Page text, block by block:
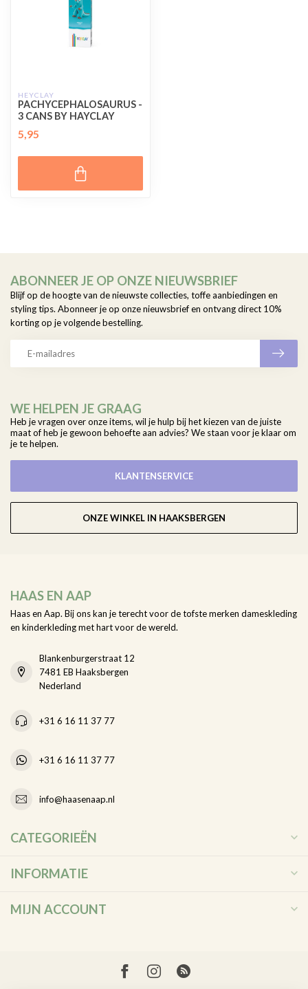
HEYCLAY
PACHYCEPHALOSAURUS -
3 CANS BY HAYCLAY
5,95
WE HELPEN JE GRAAG
Heb je vragen over onze items, wil je hulp bij het kiezen van de juiste
maat of heb je gewoon behoefte aan advies? We staan voor je klaar om
je te helpen.
KLANTENSERVICE
ONZE WINKEL IN HAAKSBERGEN
ABONNEER JE OP ONZE NIEUWSBRIEF
Blijf op de hoogte van de nieuwste collecties, toffe aanbiedingen en
styling tips. Abonneer je op onze nieuwsbrief en ontvang direct 10%
korting op je volgende bestelling.
HAAS EN AAP
Haas en Aap. Bij ons kan je terecht voor de tofste merken dameskleding
en kinderkleding met hart voor de wereld.
Blankenburgerstraat 12
7481 EB Haaksbergen
Nederland
+31 6 16 11 37 77
+31 6 16 11 37 77
info@haasenaap.nl
CATEGORIEËN
INFORMATIE
MIJN ACCOUNT